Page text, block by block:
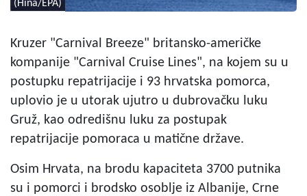
(Hina/EPA)
Kruzer "Carnival Breeze" britansko-američke
kompanije "Carnival Cruise Lines", na kojem su u
postupku repatrijacije i 93 hrvatska pomorca,
uplovio je u utorak ujutro u dubrovačku luku
Gruž, kao odredišnu luku za postupak
repatrijacije pomoraca u matične države.
Osim Hrvata, na brodu kapaciteta 3700 putnika
su i pomorci i brodsko osoblje iz Albanije, Crne